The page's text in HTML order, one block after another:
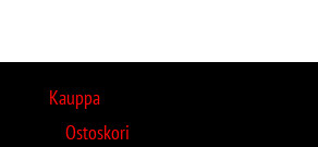
Kauppa
Ostoskori